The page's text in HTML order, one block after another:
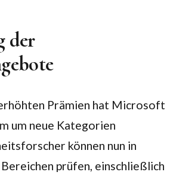
der
Prämien hat Microsoft
um neue Kategorien
können nun in
prüfen, einschließlich